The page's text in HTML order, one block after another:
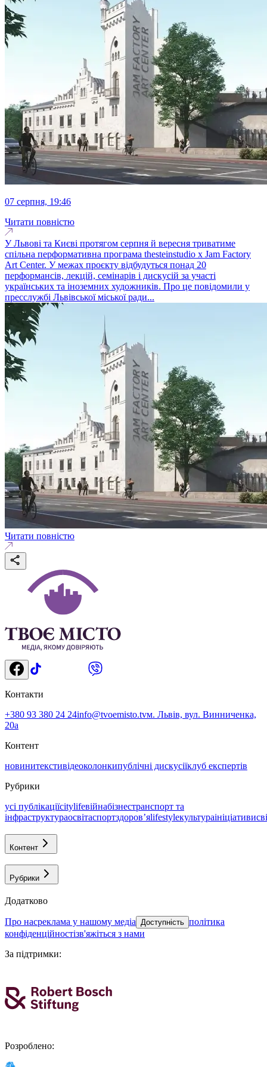
07 серпня, 19:46
Читати повністю
У Львові та Києві протягом серпня й вересня триватиме
спільна перформативна програма thesteinstudio x Jam Factory
Art Center. У межах проєкту відбудуться понад 20
перформансів, лекцій, семінарів і дискусій за участі
українських та іноземних художників. Про це повідомили у
пресслужбі Львівської міської ради...
Читати повністю
Контакти
+380 93 380 24 24info@tvoemisto.tvм. Львів, вул. Винниченка,
20а
Контент
новинитекстивідеоколонкипублічні дискусіїклуб експертів
Рубрики
усі публікаціїcitylifeвійнабізнестранспорт та
інфраструктураосвітаспортздоровʼяlifestyleкультураініціативи
Контент
Рубрики
Додатково
про насреклама у нашому медіа Доступність політика
конфіденційностізв'яжіться з нами
За підтримки:
Розроблено: